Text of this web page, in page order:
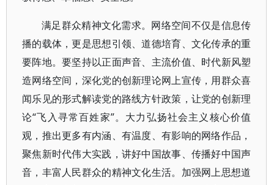
满足群众精神文化需求。网络空间不仅是信息传
播的载体，更是思想引领、道德培育、文化传承的重
要阵地。要坚持以正面声音、主流价值、时代新风塑
造网络空间，深化党的创新理论网上宣传，用群众喜
闻乐见的形式解读党的路线方针政策，让党的创新理
论“飞入寻常百姓家”。大力弘扬社会主义核心价值
观，推出更多有内涵、有温度、有影响的网络作品，
聚焦新时代伟大实践，讲好中国故事、传播好中国声
音，丰富人民群众的精神文化生活。加强网上思想道